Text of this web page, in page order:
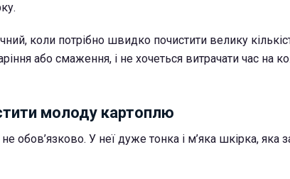
коли потрібно швидко почистити велику
або смаження, і не хочеться витрачати час на
молоду картоплю
обов’язково. У неї дуже тонка і м’яка шкірка, яка